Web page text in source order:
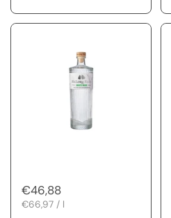
Regulärer Preis
€46,88
Stückpreis
€66,97 / l